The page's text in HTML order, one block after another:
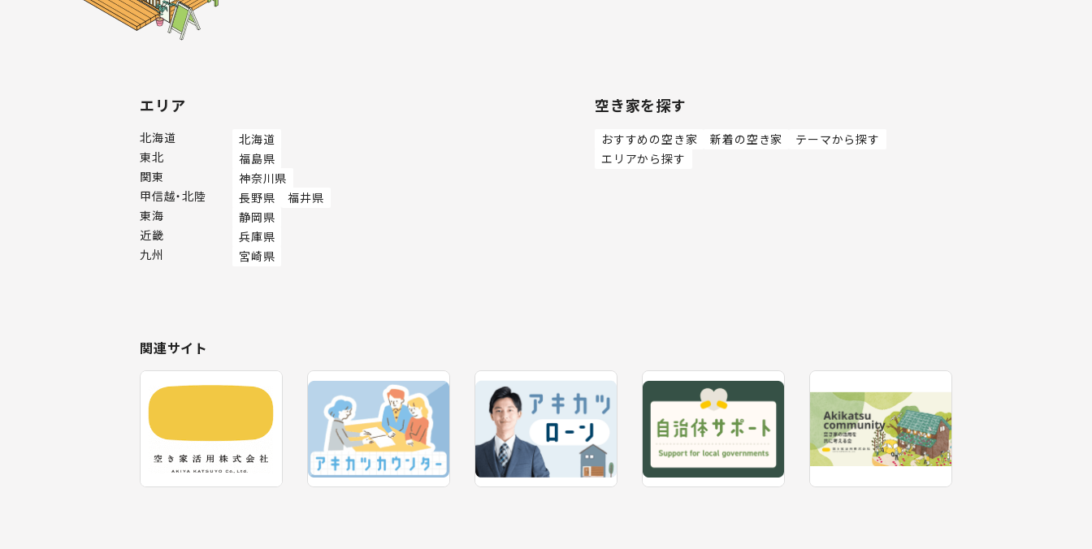
エリア
北海道
北海道
東北
福島県
関東
神奈川県
甲信越・北陸
長野県
福井県
東海
静岡県
近畿
兵庫県
九州
宮崎県
空き家を探す
おすすめの空き家 新着の空き家
テーマから探す
エリアから探す
関連サイト